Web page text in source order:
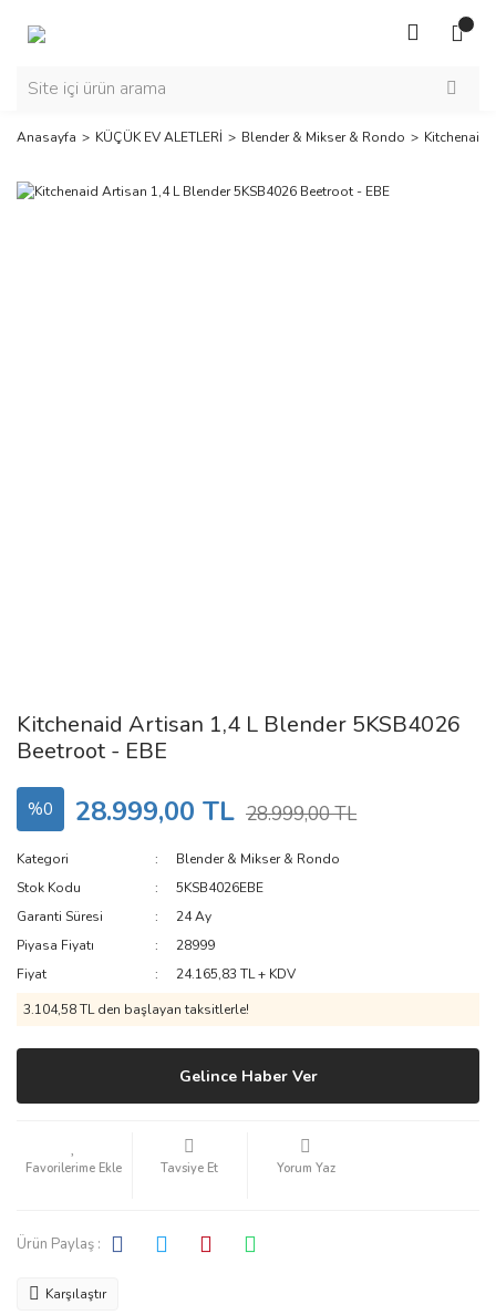
Anasayfa KÜÇÜK EV ALETLERİ Blender & Mikser & Rondo Kitchenaid
Kitchenaid Artisan 1,4 L Blender 5KSB4026
Beetroot - EBE
%0 28.999,00 TL 28.999,00 TL
Kategori
Blender & Mikser & Rondo
Stok Kodu
5KSB4026EBE
Garanti Süresi
24 Ay
Piyasa Fiyatı
28999
Fiyat
24.165,83 TL + KDV
3.104,58 TL den başlayan taksitlerle!
Gelince Haber Ver
Tavsiye Et Yorum Yaz
Ürün Paylaş :
Karşılaştır